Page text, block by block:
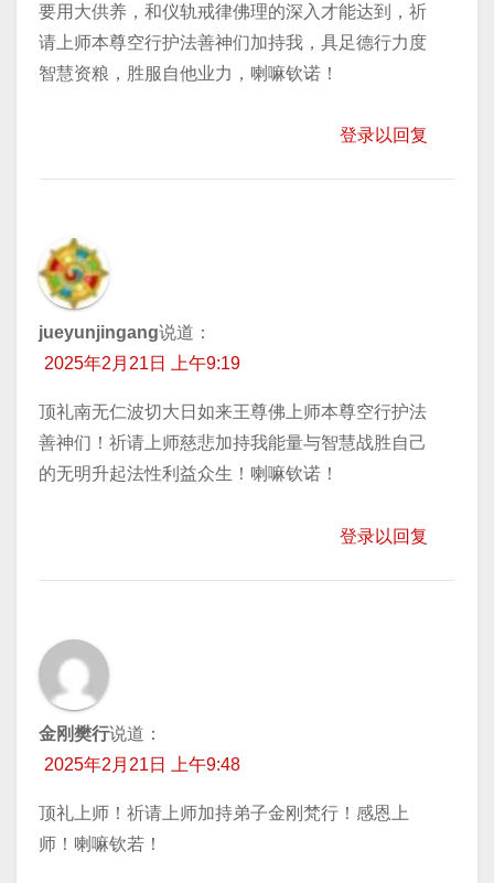
要用大供养，和仪轨戒律佛理的深入才能达到，祈
请上师本尊空行护法善神们加持我，具足德行力度
智慧资粮，胜服自他业力，喇嘛钦诺！
登录以回复
jueyunjingang说道：
2025年2月21日 上午9:19
顶礼南无仁波切大日如来王尊佛上师本尊空行护法
善神们！祈请上师慈悲加持我能量与智慧战胜自己
的无明升起法性利益众生！喇嘛钦诺！
登录以回复
金刚樊行说道：
2025年2月21日 上午9:48
顶礼上师！祈请上师加持弟子金刚梵行！感恩上
师！喇嘛钦若！